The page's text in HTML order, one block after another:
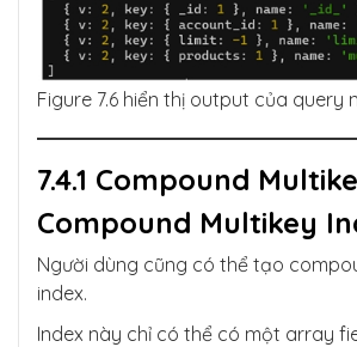
Figure 7.6 hiển thị output của query
7.4.1 Compound
Compound Multikey
Người dùng cũng có thể tạo
index.
Index này chỉ có thể có một array